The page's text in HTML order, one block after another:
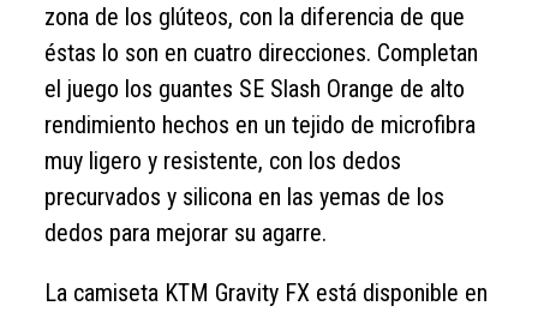
zona de los glúteos, con la diferencia de que
éstas lo son en cuatro direcciones. Completan
el juego los guantes SE Slash Orange de alto
rendimiento hechos en un tejido de microfibra
muy ligero y resistente, con los dedos
precurvados y silicona en las yemas de los
dedos para mejorar su agarre.
La camiseta KTM Gravity FX está disponible en